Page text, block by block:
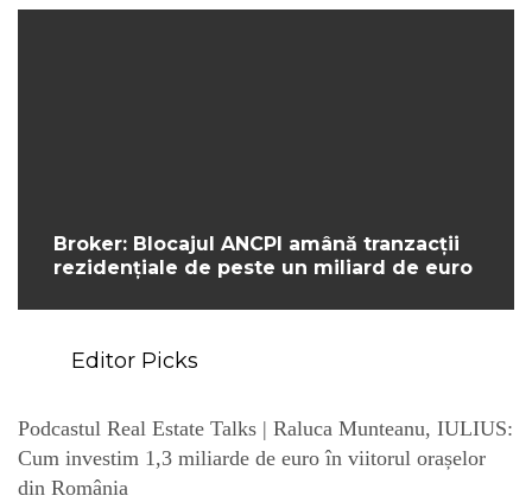
Broker: Blocajul ANCPI amână tranzacții
rezidențiale de peste un miliard de euro
Editor Picks
Podcastul Real Estate Talks | Raluca Munteanu, IULIUS:
Cum investim 1,3 miliarde de euro în viitorul orașelor
din România